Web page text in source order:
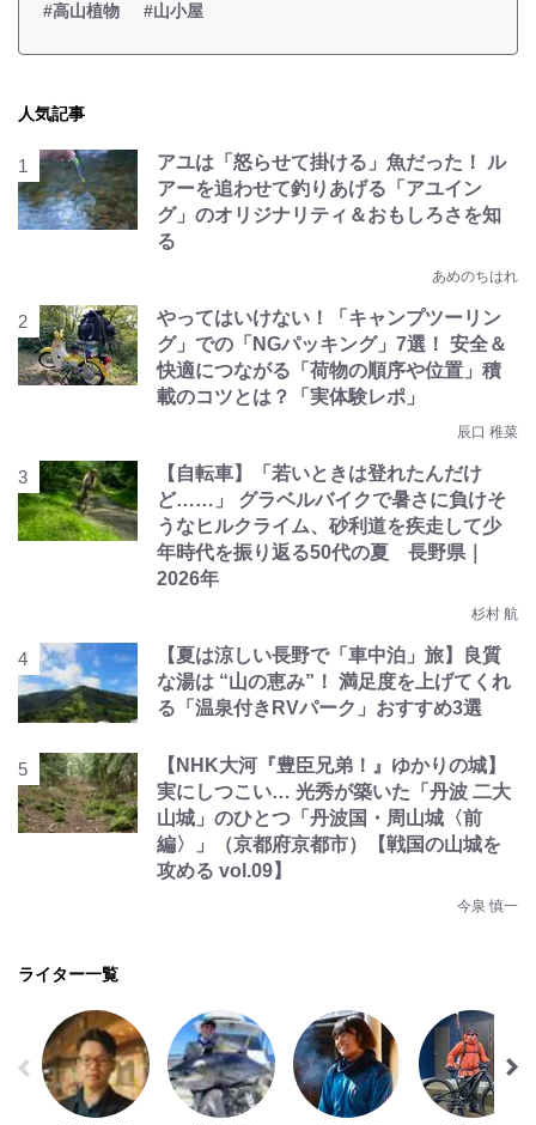
#高山植物
#山小屋
人気記事
アユは「怒らせて掛ける」魚だった！ ル
アーを追わせて釣りあげる「アユイン
グ」のオリジナリティ＆おもしろさを知
る
あめのちはれ
やってはいけない！「キャンプツーリン
グ」での「NGパッキング」7選！ 安全＆
快適につながる「荷物の順序や位置」積
載のコツとは？「実体験レポ」
辰口 稚菜
【自転車】「若いときは登れたんだけ
ど……」 グラベルバイクで暑さに負けそ
うなヒルクライム、砂利道を疾走して少
年時代を振り返る50代の夏 長野県｜
2026年
杉村 航
【夏は涼しい長野で「車中泊」旅】良質
な湯は “山の恵み”！ 満足度を上げてくれ
る「温泉付きRVパーク」おすすめ3選
【NHK大河『豊臣兄弟！』ゆかりの城】
実にしつこい… 光秀が築いた「丹波 二大
山城」のひとつ「丹波国・周山城〈前
編〉」（京都府京都市）【戦国の山城を
攻める vol.09】
今泉 慎一
ライター一覧